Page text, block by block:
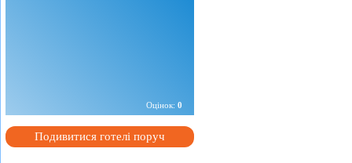
Оцінок: 0
Подивитися готелі поруч